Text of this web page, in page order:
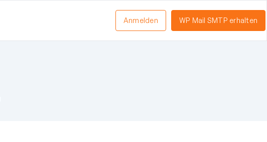
Anmelden WP Mail SMTP erhalten